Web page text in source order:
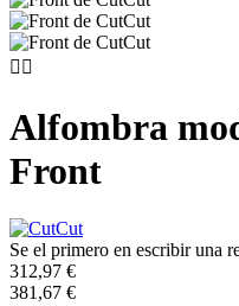
 
Alfombra
Front
Se el primero en escribir una
312,97 €
381,67 €